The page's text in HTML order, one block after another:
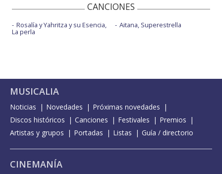
CANCIONES
Rosalía y Yahritza y su Esencia,
La perla
Aitana, Superestrella
MUSICALIA
Noticias Novedades
Próximas novedades
Discos históricos
Canciones Festivales
Premios
Artistas y grupos
Portadas Listas Guía / directorio
CINEMANÍA